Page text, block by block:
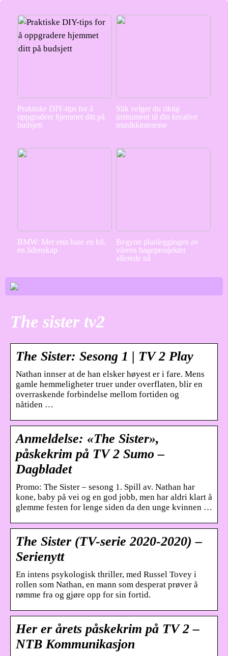
Praktiske DIY-tips for å
oppgradere hjemmet ditt på
budsjett
Slik velger du riktig
instrument til din kreative
musikkinteresse
BMW: Mer enn bare en bil,
en lidenskap
Begynn planleggingen av
vårens hageprosjekter
allerede nå
The sister tv2
The Sister: Sesong 1 | TV 2 Play
Nathan innser at de han elsker høyest er i fare. Mens
gamle hemmeligheter truer under overflaten, blir en
overraskende forbindelse mellom fortiden og
nåtiden …
Anmeldelse: «The Sister»,
påskekrim på TV 2 Sumo –
Dagbladet
Promo: The Sister – sesong 1. Spill av. Nathan har
kone, baby på vei og en god jobb, men har aldri klart å
glemme festen for lenge siden da den unge kvinnen …
The Sister (TV-serie 2020-2020) –
Serienytt
En intens psykologisk thriller, med Russel Tovey i
rollen som Nathan, en mann som desperat prøver å
rømme fra og gjøre opp for sin fortid.
Her er årets påskekrim på TV 2 –
NTB Kommunikasjon